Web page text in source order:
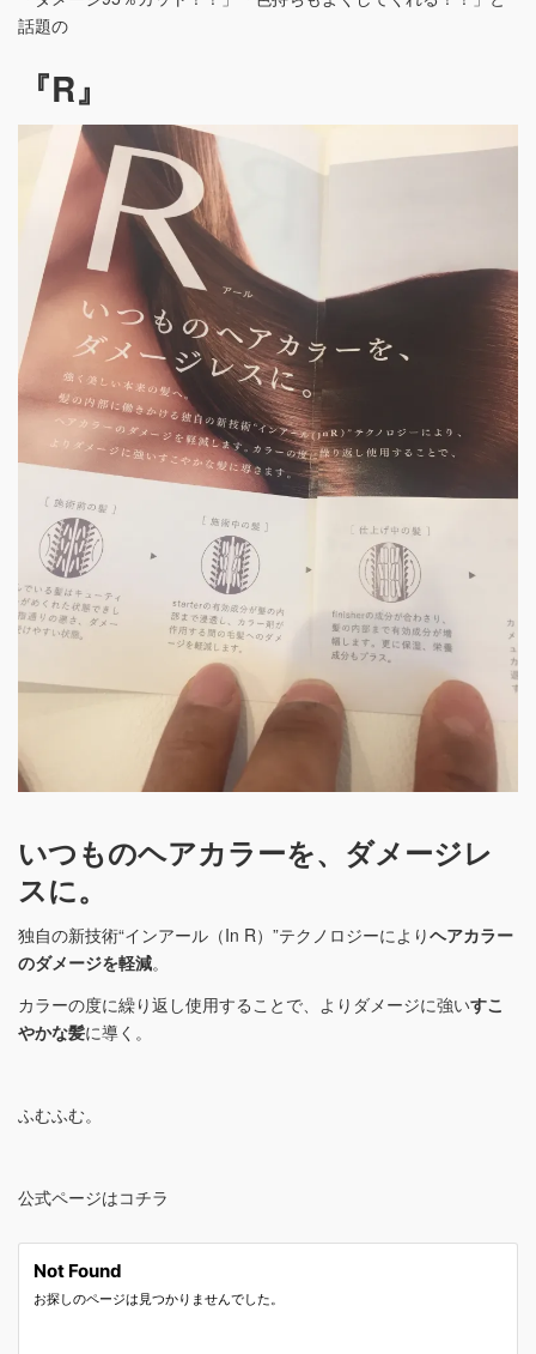
話題の
『R』
いつものヘアカラーを、ダメージレ
スに。
独自の新技術“インアール（In R）”テクノロジーによりヘアカラー
のダメージを軽減。
カラーの度に繰り返し使用することで、よりダメージに強いすこ
やかな髪に導く。
ふむふむ。
公式ページはコチラ